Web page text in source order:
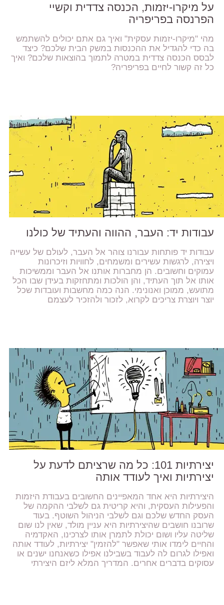
על מיקרו-יזמות, הכנסה צדדית וקשיי
הפרנסה בפריפריה
מהי "מיקרו-יזמות עסקית" ואיך גם אתם יכולים להשתמש
בה כדי להגדיל את ההכנסות במשק הבית שלכם? כיצד
לבסס הכנסה צדדית במטרה לתמוך בהוצאות שלכם? ואיך
כל זה קשור לחיים בפריפריה?
עבודות יד: העבר, ההווה והעתיד של כולנו
עבודות יד פותחות עבורנו צוהר אל העבר, לעולם של עשייה
ויצירה, לרגשות עשירים ומשמחים, לחוויות וזיכרונות
עמוקים וחשובים. הן מחברות אותנו אל העבר וממשיכות
אותו אל תוך העתיד, והן הולכות ומתחזקות בעידן שבו הכל
מתועש, ממוכן ואנונימי. הנה כמה מחשבות ועובדות שכל
יוצר ויוצרת צריכים לקרוא, לזכור ולהזכיר לעצמם
יצירתיות 101: כל מה שרציתם לדעת על
יצירתיות ואיך לעודד אותה
היצירתיות היא אחד המאפיינים החשובים בעבודת היזמות
והפעילות העסקית, והיא קריטית גם לשלבי ההקמה של
העסק החדש שלכם וגם לשלבי הניהול השוטף. בעוד
שרובנו חושבים שהיצירתיות היא עניין מולד, שאין לנו שום
שליטה עליו ושום יכולת לתמרן אותו לצרכינו, האקדמיה
והחיים לימדו אותי שאפשר "להזמין" יצירתיות, לעודד אותה
ואפילו לגרום לה לעבוד בשבילנו אפילו כשאנחנו ישנים או
עסוקים בדברים אחרים. המדריך המלא ליזם היצירתי